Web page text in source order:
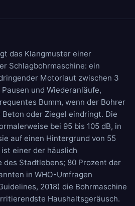
das Klangmuster einer
Schlagbohrmaschine: ein
Motorlaut zwischen 3
und Wiederanläufe,
Bumm, wenn der Bohrer
oder Ziegel eindringt. Die
bei 95 bis 105 dB, in
auf einen Hintergrund von 55
einer der häuslich
des Stadtlebens; 80 Prozent der
in WHO-Umfragen
2018) die Bohrmaschine
Haushaltsgeräusch.